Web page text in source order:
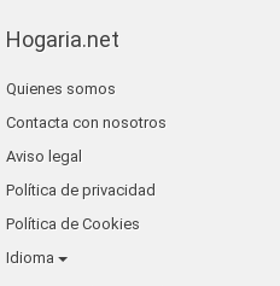
lunallar
blaneshouse s.l.
grup 90
Hogaria.net
Quienes somos
Contacta con nosotros
Aviso legal
Política de privacidad
Política de Cookies
Idioma